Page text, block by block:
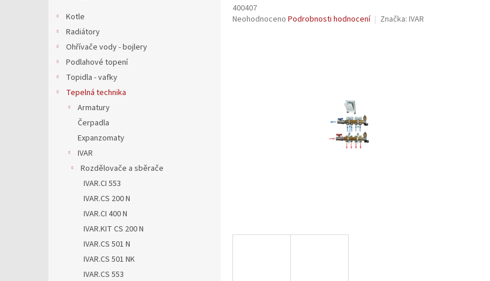
Kotle
Radiátory
Ohřívače vody - bojlery
Podlahové topení
Topidla - vafky
Tepelná technika
Armatury
Čerpadla
Expanzomaty
IVAR
Rozdělovače a sběrače
IVAR.CI 553
IVAR.CS 200 N
IVAR.CI 400 N
IVAR.KIT CS 200 N
IVAR.CS 501 N
IVAR.CS 501 NK
IVAR.CS 553
400407
Průměrné
Neohodnoceno Podrobnosti hodnocení Značka: IVAR